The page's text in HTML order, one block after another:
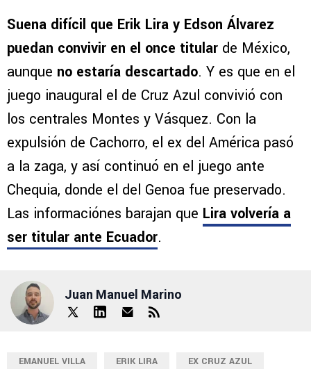
Suena difícil que Erik Lira y Edson Álvarez
puedan convivir en el once titular de México,
aunque no estaría descartado. Y es que en el
juego inaugural el de Cruz Azul convivió con
los centrales Montes y Vásquez. Con la
expulsión de Cachorro, el ex del América pasó
a la zaga, y así continuó en el juego ante
Chequia, donde el del Genoa fue preservado.
Las informaciónes barajan que Lira volvería a
ser titular ante Ecuador.
Juan Manuel Marino
EMANUEL VILLA ERIK LIRA EX CRUZ AZUL